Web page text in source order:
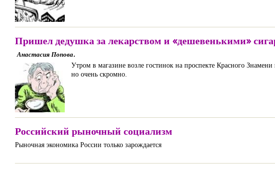
Пришел дедушка за лекарством и «дешевенькими»
Анастасия Попова.
Утром в магазине возле гостинок на проспекте Красного
но очень скромно.
Российский рыночный социализм
Рыночная экономика России только зарождается